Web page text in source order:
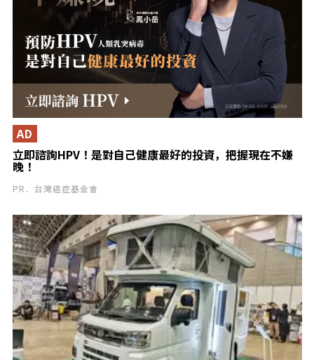
立即諮詢HPV！是對自己健康最好的投資，把握現在不嫌
晚！
AD
PR．台灣癌症基金會